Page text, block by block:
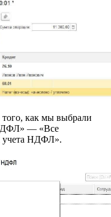
как мы выбрали
— «Все
НДФЛ».